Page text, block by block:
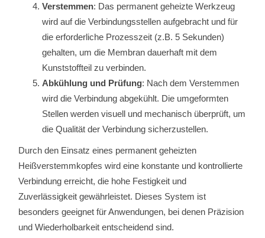
Verstemmen: Das permanent geheizte Werkzeug
wird auf die Verbindungsstellen aufgebracht und für
die erforderliche Prozesszeit (z.B. 5 Sekunden)
gehalten, um die Membran dauerhaft mit dem
Kunststoffteil zu verbinden.
Abkühlung und Prüfung: Nach dem Verstemmen
wird die Verbindung abgekühlt. Die umgeformten
Stellen werden visuell und mechanisch überprüft, um
die Qualität der Verbindung sicherzustellen.
Durch den Einsatz eines permanent geheizten
Heißverstemmkopfes wird eine konstante und kontrollierte
Verbindung erreicht, die hohe Festigkeit und
Zuverlässigkeit gewährleistet. Dieses System ist
besonders geeignet für Anwendungen, bei denen Präzision
und Wiederholbarkeit entscheidend sind.